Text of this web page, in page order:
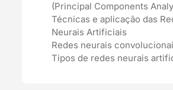
(Principal Components
Técnicas e aplicação das
Neurais Artificiais
Redes neurais
Tipos de redes neurais